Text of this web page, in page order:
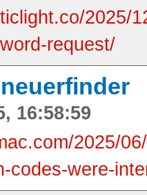
2025/
request/
16:58:59
2025/
codes-were-